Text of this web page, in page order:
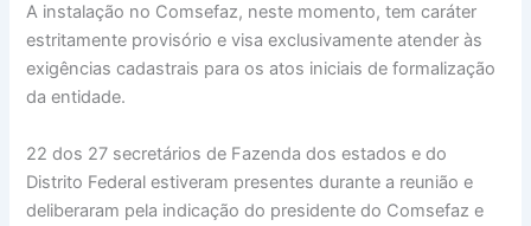
A instalação no Comsefaz, neste momento, tem caráter
estritamente provisório e visa exclusivamente atender às
exigências cadastrais para os atos iniciais de formalização
da entidade.
22 dos 27 secretários de Fazenda dos estados e do
Distrito Federal estiveram presentes durante a reunião e
deliberaram pela indicação do presidente do Comsefaz e